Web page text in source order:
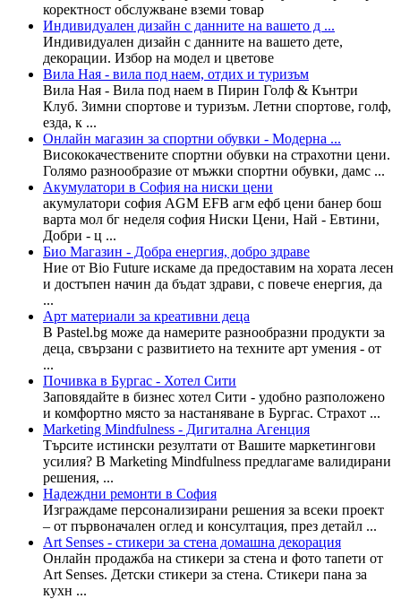
коректност обслужване вземи товар
Индивидуален дизайн с данните на вашето д ...
Индивидуален дизайн с данните на вашето дете,
декорации. Избор на модел и цветове
Вила Ная - вила под наем, отдих и туризъм
Вила Ная - Вила под наем в Пирин Голф & Кънтри
Клуб. Зимни спортове и туризъм. Летни спортове, голф,
езда, к ...
Онлайн магазин за спортни обувки - Модерна ...
Висококачествените спортни обувки на страхотни цени.
Голямо разнообразие от мъжки спортни обувки, дамс ...
Акумулатори в София на ниски цени
акумулатори софия AGM EFB агм ефб цени банер бош
варта мол бг неделя софия Ниски Цени, Най - Евтини,
Добри - ц ...
Био Магазин - Добра енергия, добро здраве
Ние от Bio Future искаме да предоставим на хората лесен
и достъпен начин да бъдат здрави, с повече енергия, да
...
Арт материали за креативни деца
В Pastel.bg може да намерите разнообразни продукти за
деца, свързани с развитието на техните арт умения - от
...
Почивка в Бургас - Хотел Сити
Заповядайте в бизнес хотел Сити - удобно разположено
и комфортно място за настаняване в Бургас. Страхот ...
Marketing Mindfulness - Дигитална Агенция
Търсите истински резултати от Вашите маркетингови
усилия? В Marketing Mindfulness предлагаме валидирани
решения, ...
Надеждни ремонти в София
Изграждаме персонализирани решения за всеки проект
– от първоначален оглед и консултация, през детайл ...
Art Senses - стикери за стена домашна декорация
Онлайн продажба на стикери за стена и фото тапети от
Art Senses. Детски стикери за стена. Стикери пана за
кухн ...